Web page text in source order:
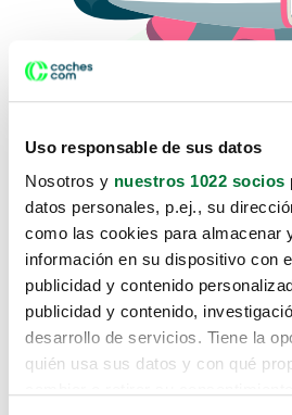
Uso responsable de sus datos
Nosotros y nuestros 1022 socios
datos personales, p.ej., su
como las cookies para almacenar
información en su dispositivo con
publicidad y contenido
publicidad y contenido,
desarrollo de servicios. Tiene la
quién usa sus datos y con qué
Lo sentimos, no
te hemos traido
Pero puedes encontrar el
buscando en alguno de estos